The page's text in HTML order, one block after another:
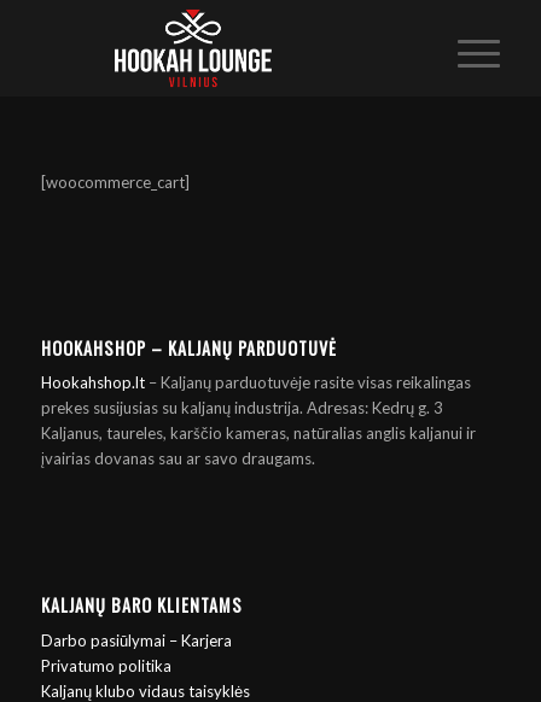
[woocommerce_cart]
HOOKAHSHOP – KALJANŲ PARDUOTUVĖ
Hookahshop.lt– Kaljanų parduotuvėje rasite visas reikalingas
prekes susijusias su kaljanų industrija. Adresas: Kedrų g. 3
Kaljanus, taureles, karščio kameras, natūralias anglis kaljanui ir
įvairias dovanas sau ar savo draugams.
KALJANŲ BARO KLIENTAMS
Darbo pasiūlymai – Karjera
Privatumo politika
Kaljanų klubo vidaus taisyklės